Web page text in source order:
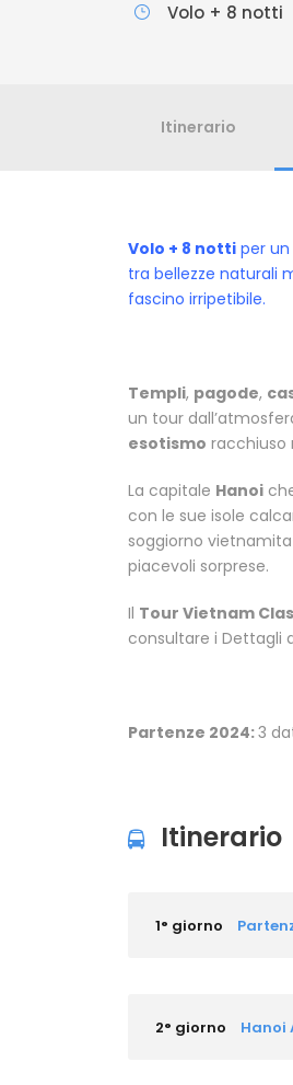
Volo + 8 notti
Itinerario
Volo + 8 notti per
tra bellezze naturali
fascino irripetibile.
Templi, pagode,
un tour
esotismo racchiuso
La capitale Hanoi
con le sue isole
soggiorno
piacevoli sorprese.
Il Tour Vietnam
consultare i Dettagli
Partenze 2024:3
Itinerario
1° giorno
2° giorno